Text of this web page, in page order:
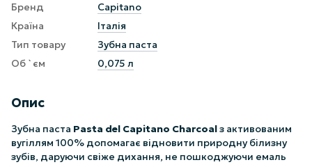
Бренд
Capitano
Країна
Італія
Тип товару
Зубна паста
Об `єм
0,075 л
Опис
Зубна паста Pasta del Capitano Charcoalз активованим
вугіллям 100% допомагає відновити природну білизну
зубів, даруючи свіже дихання, не пошкоджуючи емаль